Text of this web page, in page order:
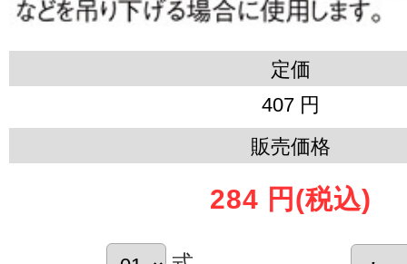
定価
407 円
販売価格
284 円 (税込)